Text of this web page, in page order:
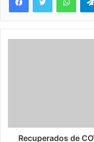
Recuperados de